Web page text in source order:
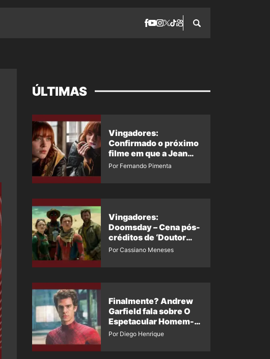
ÚLTIMAS
Vingadores:
Confirmado o próximo
filme em que a Jean
Grey irá aparecer
Por Fernando Pimenta
Vingadores:
Doomsday – Cena pós-
créditos de ‘Doutor
Destino’ é revelada
Por Cassiano Meneses
Finalmente? Andrew
Garfield fala sobre O
Espetacular Homem-
Aranha 3
Por Diego Henrique